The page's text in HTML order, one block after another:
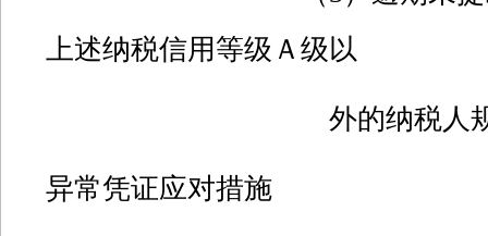
上述纳税信用等级Ａ级以
外的纳税人规定作
异常凭证应对措施